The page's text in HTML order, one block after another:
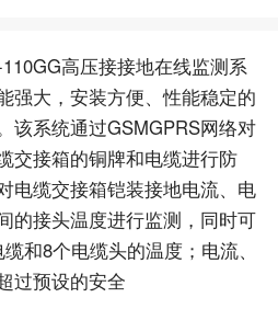
110GG高压接接地在线监测系
强大，安装方便、性能稳定的
该系统通过GSMGPRS网络对
交接箱的铜牌和电缆进行防
电缆交接箱铠装接地电流、电
的接头温度进行监测，同时可
和8个电缆头的温度；电流、
过预设的安全